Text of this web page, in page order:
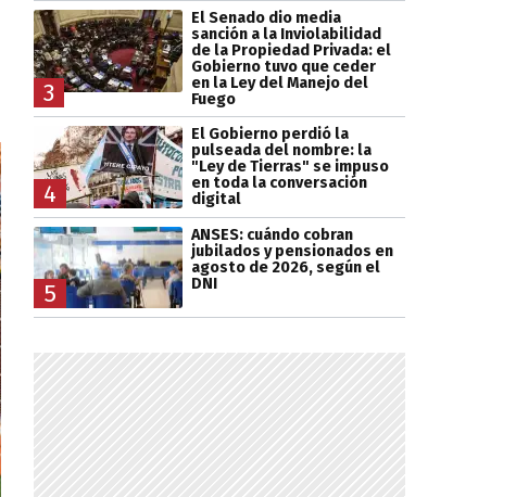
3
El Senado dio media
sanción a la Inviolabilidad
de la Propiedad Privada: el
Gobierno tuvo que ceder
en la Ley del Manejo del
Fuego
4
El Gobierno perdió la
pulseada del nombre: la
"Ley de Tierras" se impuso
en toda la conversación
digital
5
ANSES: cuándo cobran
jubilados y pensionados en
agosto de 2026, según el
DNI